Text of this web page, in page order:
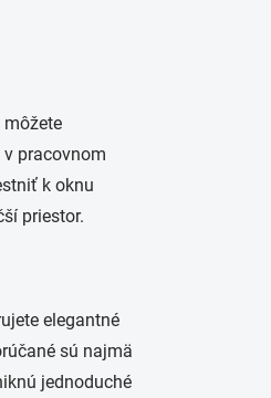
môžete
pracovnom
k oknu
priestor.
elegantné
sú najmä
jednoduché